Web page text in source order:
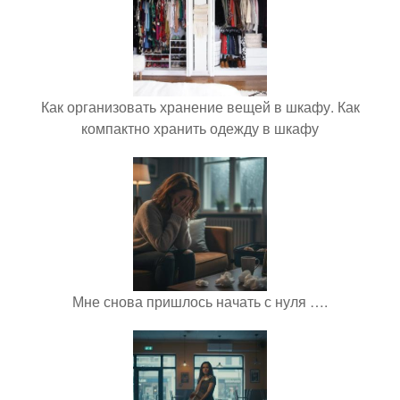
Как организовать хранение вещей в шкафу. Как
компактно хранить одежду в шкафу
Мне снова пришлось начать с нуля ….